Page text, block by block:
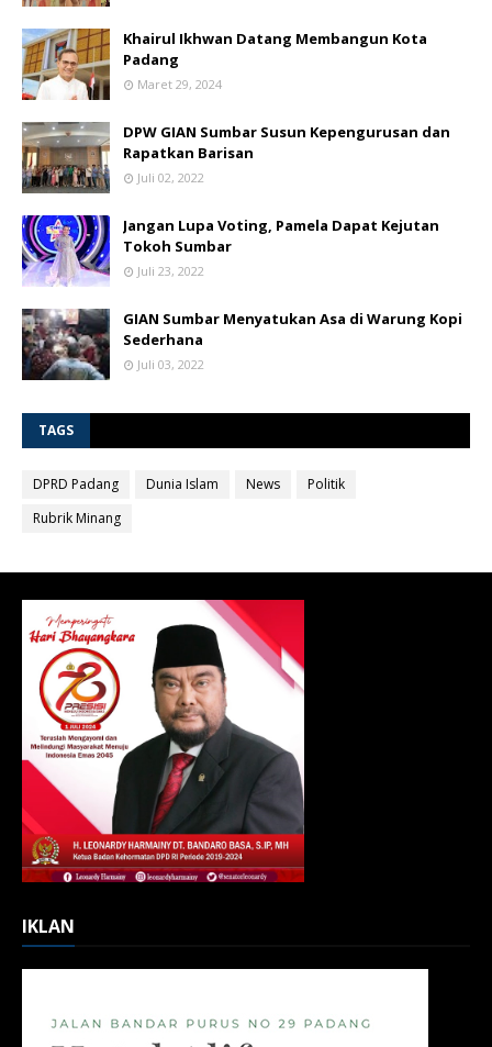
Khairul Ikhwan Datang Membangun Kota
Padang
Maret 29, 2024
DPW GIAN Sumbar Susun Kepengurusan dan
Rapatkan Barisan
Juli 02, 2022
Jangan Lupa Voting, Pamela Dapat Kejutan
Tokoh Sumbar
Juli 23, 2022
GIAN Sumbar Menyatukan Asa di Warung Kopi
Sederhana
Juli 03, 2022
TAGS
DPRD Padang Dunia Islam News
Politik
Rubrik Minang
IKLAN